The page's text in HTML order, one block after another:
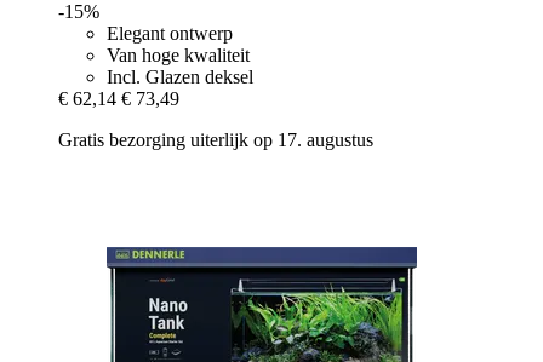
-15%
Elegant ontwerp
Van hoge kwaliteit
Incl. Glazen deksel
€ 62,14 € 73,49
Gratis bezorging uiterlijk op 17. augustus